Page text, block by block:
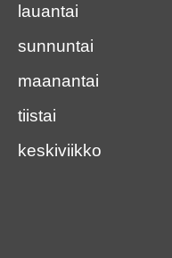
lauantai
sunnuntai
maanantai
tiistai
keskiviikko